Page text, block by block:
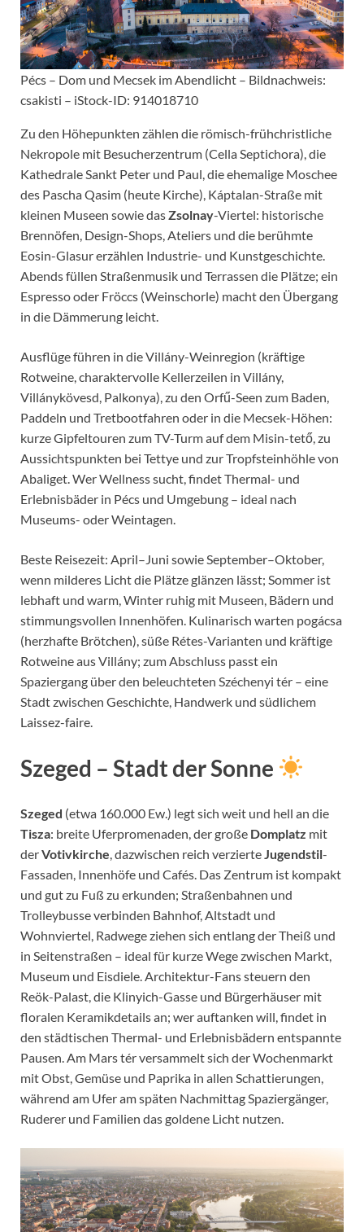
Pécs – Dom und Mecsek im Abendlicht – Bildnachweis:
csakisti – iStock-ID: 914018710
Zu den Höhepunkten zählen die römisch-frühchristliche
Nekropole mit Besucherzentrum (Cella Septichora), die
Kathedrale Sankt Peter und Paul, die ehemalige Moschee
des Pascha Qasim (heute Kirche), Káptalan-Straße mit
kleinen Museen sowie dasZsolnay-Viertel: historische
Brennöfen, Design-Shops, Ateliers und die berühmte
Eosin-Glasur erzählen Industrie- und Kunstgeschichte.
Abends füllen Straßenmusik und Terrassen die Plätze; ein
Espresso oder Fröccs (Weinschorle) macht den Übergang
in die Dämmerung leicht.
Ausflüge führen in die Villány-Weinregion (kräftige
Rotweine, charaktervolle Kellerzeilen in Villány,
Villánykövesd, Palkonya), zu den Orfű-Seen zum Baden,
Paddeln und Tretbootfahren oder in die Mecsek-Höhen:
kurze Gipfeltouren zum TV-Turm auf dem Misin-tető, zu
Aussichtspunkten bei Tettye und zur Tropfsteinhöhle von
Abaliget. Wer Wellness sucht, findet Thermal- und
Erlebnisbäder in Pécs und Umgebung – ideal nach
Museums- oder Weintagen.
Beste Reisezeit: April–Juni sowie September–Oktober,
wenn milderes Licht die Plätze glänzen lässt; Sommer ist
lebhaft und warm, Winter ruhig mit Museen, Bädern und
stimmungsvollen Innenhöfen. Kulinarisch warten pogácsa
(herzhafte Brötchen), süße Rétes-Varianten und kräftige
Rotweine aus Villány; zum Abschluss passt ein
Spaziergang über den beleuchteten Széchenyi tér – eine
Stadt zwischen Geschichte, Handwerk und südlichem
Laissez-faire.
Szeged – Stadt der Sonne
Szeged (etwa 160.000 Ew.) legt sich weit und hell an die
Tisza: breite Uferpromenaden, der große Domplatz mit
derVotivkirche , dazwischen reich verzierte Jugendstil-
Fassaden, Innenhöfe und Cafés. Das Zentrum ist kompakt
und gut zu Fuß zu erkunden; Straßenbahnen und
Trolleybusse verbinden Bahnhof, Altstadt und
Wohnviertel, Radwege ziehen sich entlang der Theiß und
in Seitenstraßen – ideal für kurze Wege zwischen Markt,
Museum und Eisdiele. Architektur-Fans steuern den
Reök-Palast, die Klinyich-Gasse und Bürgerhäuser mit
floralen Keramikdetails an; wer auftanken will, findet in
den städtischen Thermal- und Erlebnisbädern entspannte
Pausen. Am Mars tér versammelt sich der Wochenmarkt
mit Obst, Gemüse und Paprika in allen Schattierungen,
während am Ufer am späten Nachmittag Spaziergänger,
Ruderer und Familien das goldene Licht nutzen.